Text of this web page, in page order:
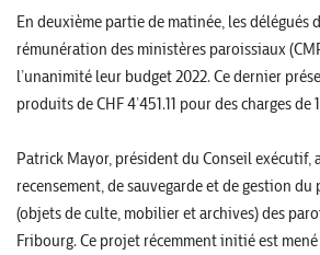
En deuxième partie de matinée, les délégués
rémunération des ministères paroissiaux
l’unanimité leur budget 2022. Ce dernier
produits de CHF 4’451.11 pour des charges de
Patrick Mayor, président du Conseil exécutif,
recensement, de sauvegarde et de gestion
(objets de culte, mobilier et archives) des
Fribourg. Ce projet récemment initié est